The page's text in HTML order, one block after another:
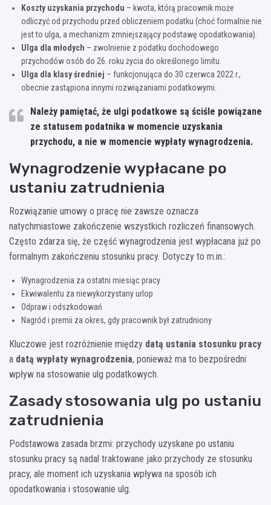
Koszty uzyskania przychodu – kwota, którą pracownik może
odliczyć od przychodu przed obliczeniem podatku (choć formalnie nie
jest to ulga, a mechanizm zmniejszający podstawę opodatkowania).
Ulga dla młodych – zwolnienie z podatku dochodowego
przychodów osób do 26. roku życia do określonego limitu.
Ulga dla klasy średniej – funkcjonująca do 30 czerwca 2022 r.,
obecnie zastąpiona innymi rozwiązaniami podatkowymi.
Należy pamiętać, że ulgi podatkowe są ściśle powiązane
ze statusem podatnika w momencie uzyskania
przychodu, a nie w momencie wypłaty wynagrodzenia.
Wynagrodzenie wypłacane po
ustaniu zatrudnienia
Rozwiązanie umowy o pracę nie zawsze oznacza
natychmiastowe zakończenie wszystkich rozliczeń finansowych.
Często zdarza się, że część wynagrodzenia jest wypłacana już po
formalnym zakończeniu stosunku pracy. Dotyczy to m.in.:
Wynagrodzenia za ostatni miesiąc pracy
Ekwiwalentu za niewykorzystany urlop
Odpraw i odszkodowań
Nagród i premii za okres, gdy pracownik był zatrudniony
Kluczowe jest rozróżnienie między datą ustania stosunku pracy
a datą wypłaty wynagrodzenia, ponieważ ma to bezpośredni
wpływ na stosowanie ulg podatkowych.
Zasady stosowania ulg po ustaniu
zatrudnienia
Podstawowa zasada brzmi: przychody uzyskane po ustaniu
stosunku pracy są nadal traktowane jako przychody ze stosunku
pracy, ale moment ich uzyskania wpływa na sposób ich
opodatkowania i stosowanie ulg.